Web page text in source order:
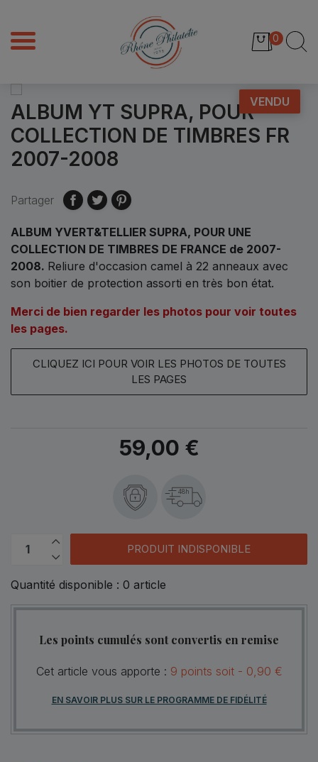
0
VENDU
ALBUM YT SUPRA, POUR
COLLECTION DE TIMBRES FR
2007-2008
Partager
ALBUM YVERT&TELLIER SUPRA, POUR UNE
COLLECTION DE TIMBRES DE FRANCE de 2007-
2008. Reliure d'occasion camel à 22 anneaux avec
son boitier de protection assorti en très bon état.
Merci de bien regarder les photos pour voir toutes
les pages.
CLIQUEZ ICI POUR VOIR LES PHOTOS DE TOUTES
LES PAGES
59,00 €
48h
PRODUIT INDISPONIBLE
Quantité disponible : 0 article
Les points cumulés sont convertis en remise
Cet article vous apporte : 9 points soit - 0,90 €
EN SAVOIR PLUS SUR LE PROGRAMME DE FIDÉLITÉ